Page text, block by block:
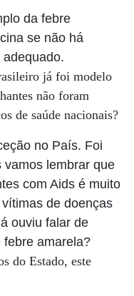
da febre
se não há
já foi modelo
não foram
de saúde nacionais?
no País. Foi
vamos lembrar que
com Aids é muito
de doenças
ouviu falar de
amarela?
do Estado, este